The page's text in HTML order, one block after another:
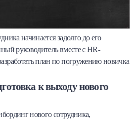
начинается задолго до его
руководитель вместе с HR-
план по погружению новичка
к выходу нового
нового сотрудника,